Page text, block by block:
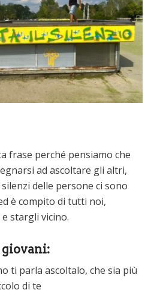
frase perché pensiamo che
ad ascoltare gli altri,
delle persone ci sono
è compito di tutti noi,
stargli vicino.
ti parla ascoltalo, che sia più
di te